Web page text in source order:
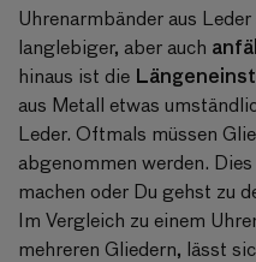
Uhrenarmbänder aus
langlebiger, aber auch
hinaus ist die
aus Metall etwas
Leder. Oftmals müssen
abgenommen werden.
machen oder Du gehst zu
Im Vergleich zu einem
mehreren Gliedern, lässt